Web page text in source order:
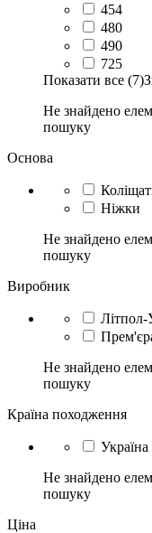
454
480
490
725
Показати все (7)
Не знайдено
пошуку
Основа
Ніжки
Не знайдено
пошуку
Виробник
Літпол-
Не знайдено
пошуку
Країна походження
Україна
Не знайдено
пошуку
Ціна